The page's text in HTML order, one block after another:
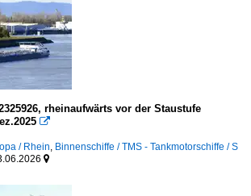
rheinaufwärts vor der Staustufe

/ Rhein Binnenschiffe / TMS - Tankmotorschiffe / S
